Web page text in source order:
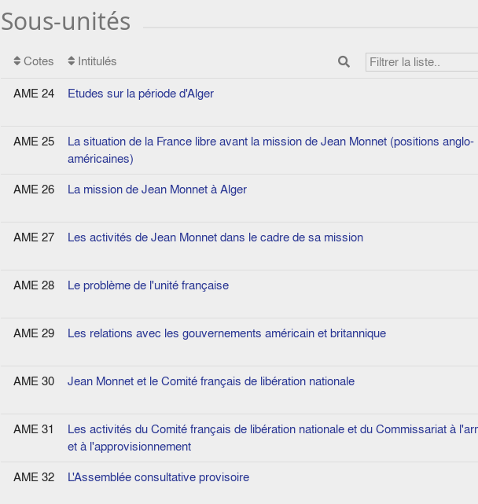
Sous-unités
Cotes Intitulés
AME 24
Etudes sur la période d'Alger
AME 25
La situation de la France libre avant la mission de Jean Monnet (positions anglo-
américaines)
AME 26
La mission de Jean Monnet à Alger
AME 27
Les activités de Jean Monnet dans le cadre de sa mission
AME 28
Le problème de l'unité française
AME 29
Les relations avec les gouvernements américain et britannique
AME 30
Jean Monnet et le Comité français de libération nationale
AME 31
Les activités du Comité français de libération nationale et du Commissariat à
et à l'approvisionnement
AME 32
L'Assemblée consultative provisoire